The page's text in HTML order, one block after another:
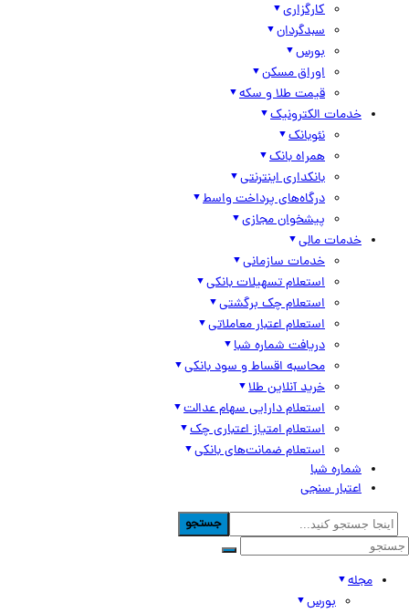
کارگزاری
سبدگردان
بورس
اوراق مسکن
قیمت طلا و سکه
خدمات الکترونیک
نئوبانک
همراه بانک
بانکداری اینترنتی
درگاه‌های پرداخت واسط
پیشخوان مجازی
خدمات مالی
خدمات سازمانی
استعلام تسهیلات بانکی
استعلام چک برگشتی
استعلام اعتبار معاملاتی
دریافت شماره شبا
محاسبه اقساط و سود بانکی
خرید آنلاین طلا
استعلام دارایی سهام عدالت
استعلام امتیاز اعتباری چک
استعلام ضمانت‌های بانکی
شماره شبا
اعتبار سنجی
جستجو
مجله
بورس